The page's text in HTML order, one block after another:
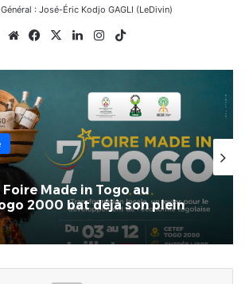
: José-Éric Kodjo GAGLI (LeDivin)
WebsiteFacebook
X LinkedinInstagram
Foire Made in Togo au
2000 bat déjà son plein